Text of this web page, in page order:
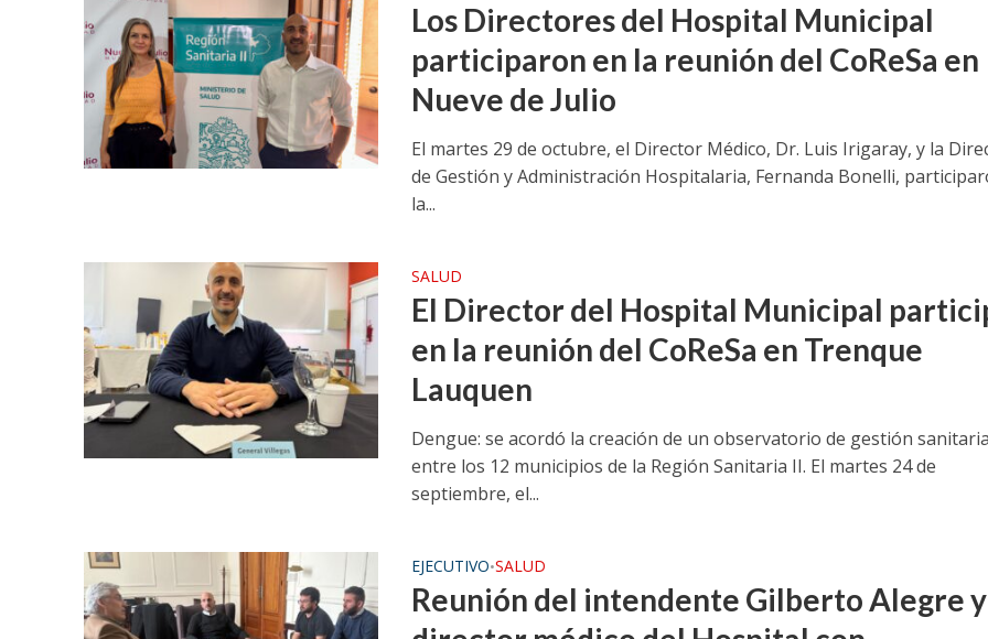
Los Directores del Hospital Municipal
participaron en la reunión del CoReSa en
Nueve de Julio
El martes 29 de octubre, el Director Médico, Dr. Luis Irigaray, y la
de Gestión y Administración Hospitalaria, Fernanda Bonelli,
la...
SALUD
El Director del Hospital Municipal
en la reunión del CoReSa en Trenque
Lauquen
Dengue: se acordó la creación de un observatorio de gestión sanitaria
entre los 12 municipios de la Región Sanitaria II. El martes 24 de
septiembre, el...
EJECUTIVO•SALUD
Reunión del intendente Gilberto Alegre